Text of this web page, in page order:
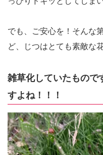
でも、ご安心を！そんな
ど、じつはとても素敵な
雑草化していたもので
すよね！！！